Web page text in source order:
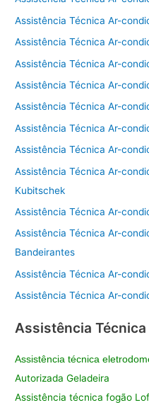
Assistência Técnica Ar-
Assistência Técnica Ar-
Assistência Técnica Ar-
Assistência Técnica Ar-
Assistência Técnica Ar-
Assistência Técnica Ar-
Assistência Técnica Ar-
Assistência Técnica Ar-
Kubitschek
Assistência Técnica Ar-
Assistência Técnica Ar-
Bandeirantes
Assistência Técnica Ar-
Assistência Técnica Ar-
Assistência Técnica
Assistência técnica
Autorizada Geladeira
Assistência técnica fogão